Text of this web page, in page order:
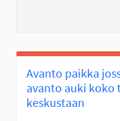
Avanto paikka
avanto auki koko
keskustaan